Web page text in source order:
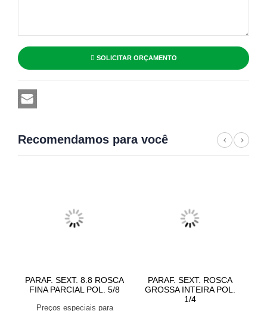
SOLICITAR ORÇAMENTO
Recomendamos para você
PARAF. SEXT. 8.8 ROSCA
FINA PARCIAL POL. 5/8
Preços especiais para
PARAF. SEXT. ROSCA
GROSSA INTEIRA POL.
1/4